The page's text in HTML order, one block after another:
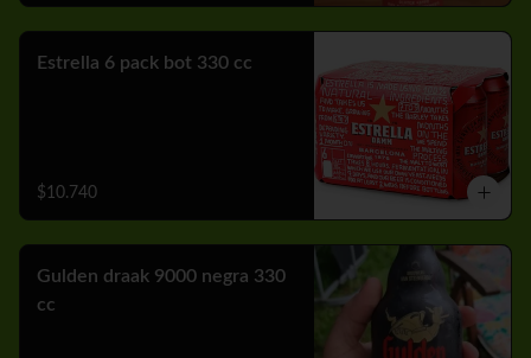
Estrella 6 pack bot 330 cc
$10.740
Gulden draak 9000 negra 330
cc